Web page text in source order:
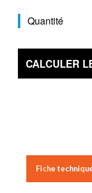
Quantité
CALCULER
Fiche